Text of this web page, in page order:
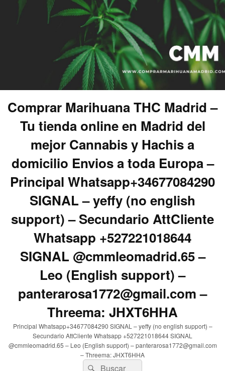
Comprar Marihuana THC Madrid –
Tu tienda online en Madrid del
mejor Cannabis y Hachis a
domicilio Envios a toda Europa –
Principal Whatsapp+34677084290
SIGNAL – yeffy (no english
support) – Secundario AttCliente
Whatsapp +527221018644
SIGNAL @cmmleomadrid.65 –
Leo (English support) –
panterarosa1772@gmail.com –
Threema: JHXT6HHA
Principal Whatsapp+34677084290 SIGNAL – yeffy (no english support) –
Secundario AttCliente Whatsapp +527221018644 SIGNAL
@cmmleomadrid.65 – Leo (English support) – panterarosa1772@gmail.com
– Threema: JHXT6HHA
BuscarBuscar